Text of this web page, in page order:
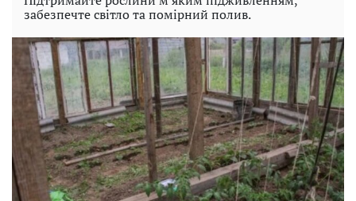
забезпечте світло та помірний полив.